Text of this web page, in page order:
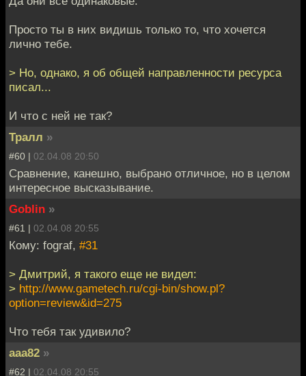
Просто ты в них видишь только то, что хочется
лично тебе.
> Но, однако, я об общей направленности ресурса
писал...
И что с ней не так?
Тралл »
#60 | 02.04.08 20:50
Сравнение, канешно, выбрано отличное, но в целом
интересное высказывание.
Goblin »
#61 | 02.04.08 20:55
Кому: fograf, #31
> Дмитрий, я такого еще не видел:
> http://www.gametech.ru/cgi-bin/show.pl?
option=review&id=275
Что тебя так удивило?
aaa82 »
#62 | 02.04.08 20:55